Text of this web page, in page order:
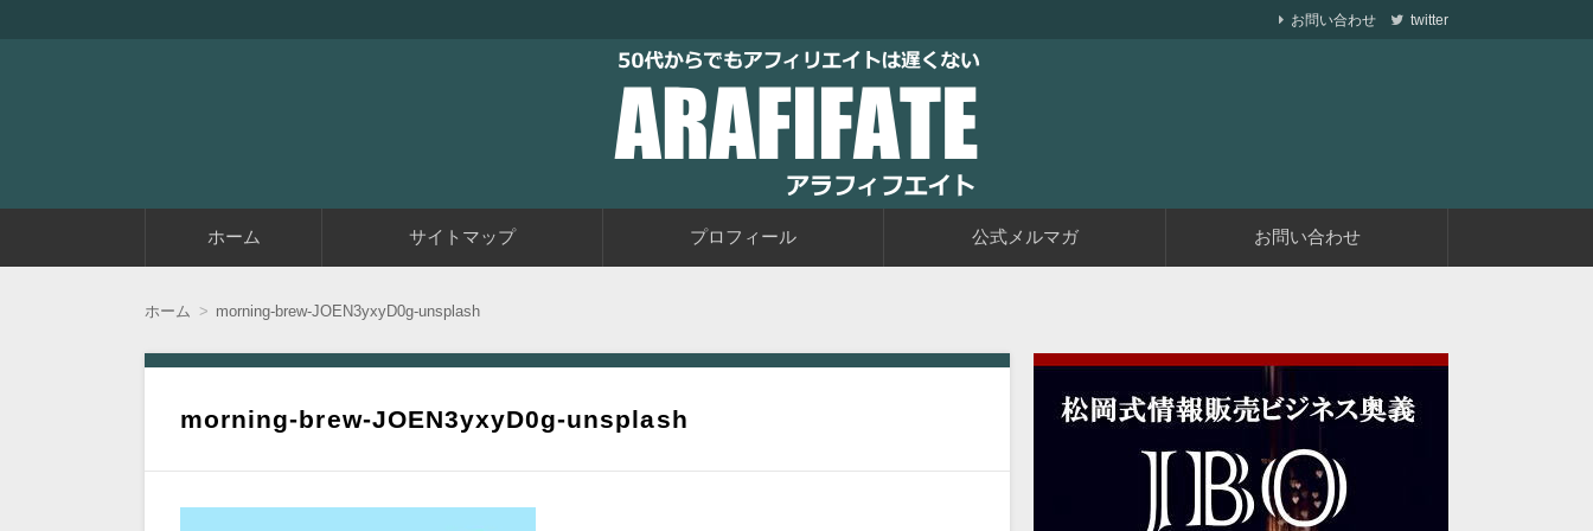
twitter
お問い合わせ
アラフィフエイト｜ 50代からでもアフィリエイトは遅くない
『アラフィフエイト』は初めてアフィリエイトブログに取り組むブログ初心者の教科書です。老後に備えて今から副業で稼ぐ仕組みを作りながら、収益が発生す
ホーム サイトマップ プロフィール 公式メルマガ お問い合わせ
ホーム morning-brew-JOEN3yxyD0g-unsplash
morning-brew-JOEN3yxyD0g-unsplash